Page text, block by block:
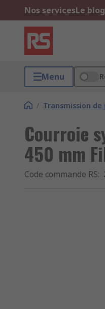
Nos servicesLe
Menu
/ Transmission de
Courroie
450 mm
Code commande RS: